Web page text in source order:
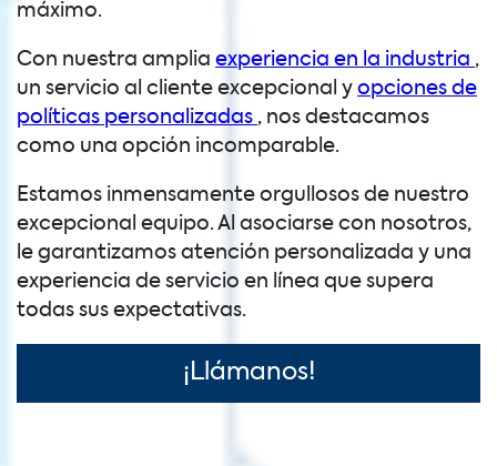
máximo.
Con nuestra amplia experiencia en la industria ,
un servicio al cliente excepcional y opciones de
políticas personalizadas , nos destacamos
como una opción incomparable.
Estamos inmensamente orgullosos de nuestro
excepcional equipo. Al asociarse con nosotros,
le garantizamos atención personalizada y una
experiencia de servicio en línea que supera
todas sus expectativas.
¡Llámanos!